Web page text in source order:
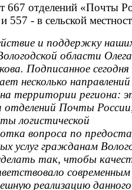
667 отделений «Почты
557 - в сельской
и поддержку
области Олега
Подписанное сегодня
несколько направлений
территории региона:
отделений Почты
логистической
вопроса по
услуг гражданам
так, чтобы
современным
реализацию данного